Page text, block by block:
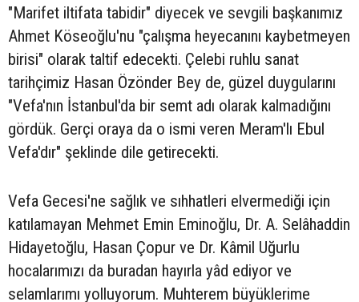
"Marifet iltifata tabidir" diyecek ve sevgili başkanımız
Ahmet Köseoğlu'nu "çalışma heyecanını kaybetmeyen
birisi" olarak taltif edecekti. Çelebi ruhlu sanat
tarihçimiz Hasan Özönder Bey de, güzel duygularını
"Vefa'nın İstanbul'da bir semt adı olarak kalmadığını
gördük. Gerçi oraya da o ismi veren Meram'lı Ebul
Vefa'dır" şeklinde dile getirecekti.
Vefa Gecesi'ne sağlık ve sıhhatleri elvermediği için
katılamayan Mehmet Emin Eminoğlu, Dr. A. Selâhaddin
Hidayetoğlu, Hasan Çopur ve Dr. Kâmil Uğurlu
hocalarımızı da buradan hayırla yâd ediyor ve
selamlarımı yolluyorum. Muhterem büyüklerime